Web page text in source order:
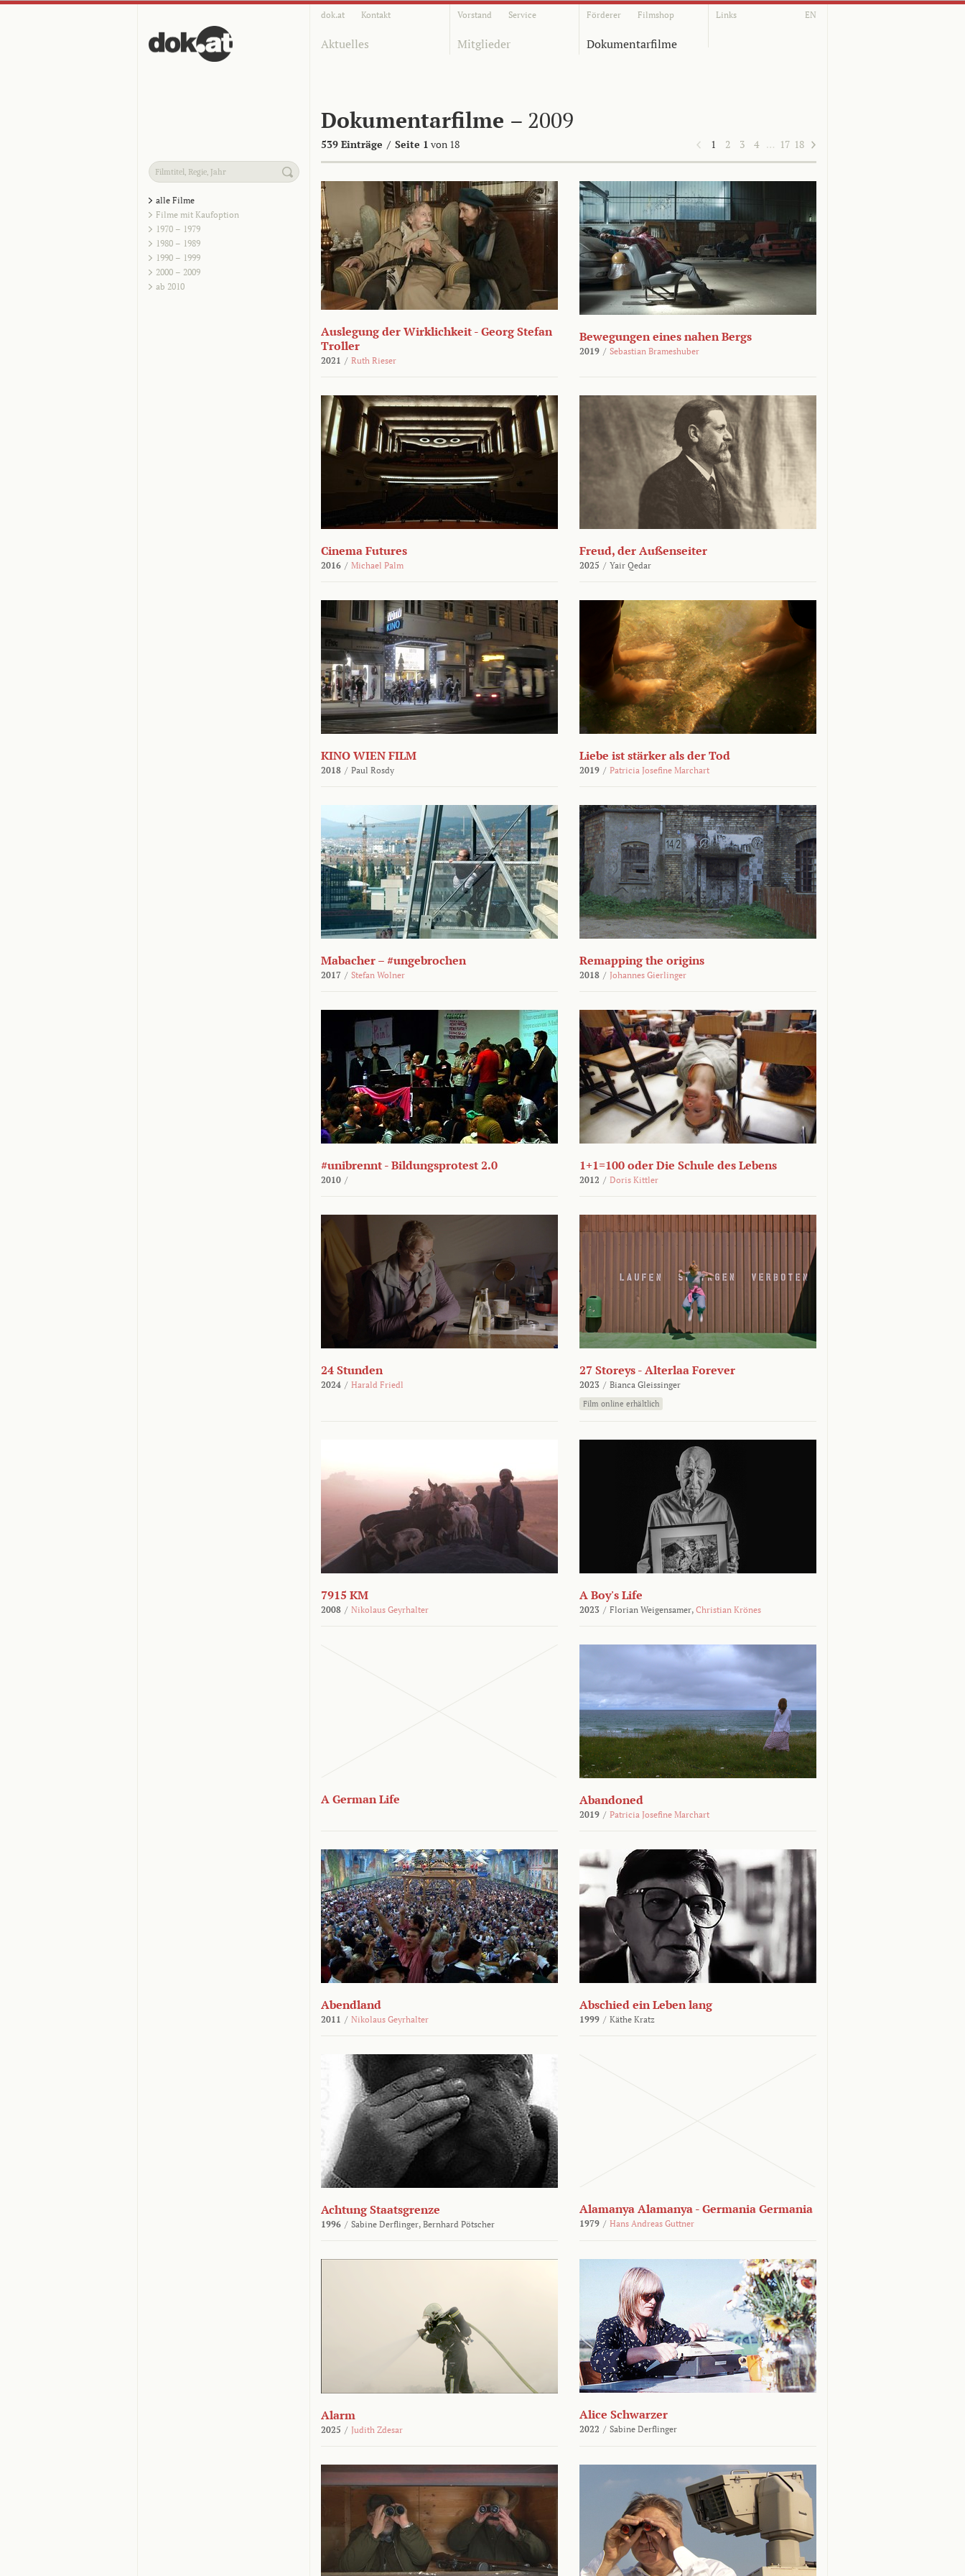
dok.at Kontakt Vorstand Service Förderer Filmshop Links EN
Aktuelles Mitglieder Dokumentarfilme
Dokumentarfilme – 2009
539 Einträge / Seite 1 von 18 1 2 3 4 … 17 18
alle Filme
Filme mit Kaufoption
1970 – 1979
1980 – 1989
1990 – 1999
2000 – 2009
ab 2010
Auslegung der Wirklichkeit - Georg Stefan
Troller
2021 / Ruth Rieser
Bewegungen eines nahen Bergs
2019 / Sebastian Brameshuber
Cinema Futures
2016 / Michael Palm
Freud, der Außenseiter
2025 / Yair Qedar
KINO WIEN FILM
2018 / Paul Rosdy
Liebe ist stärker als der Tod
2019 / Patricia Josefine Marchart
Mabacher – #ungebrochen
2017 / Stefan Wolner
Remapping the origins
2018 / Johannes Gierlinger
#unibrennt - Bildungsprotest 2.0
2010 /
1+1=100 oder Die Schule des Lebens
2012 / Doris Kittler
24 Stunden
2024 / Harald Friedl
27 Storeys - Alterlaa Forever
2023 / Bianca Gleissinger
Film online erhältlich
7915 KM
2008 / Nikolaus Geyrhalter
A Boy's Life
2023 / Florian Weigensamer, Christian Krönes
A German Life Abandoned
2019 / Patricia Josefine Marchart
Abendland
2011 / Nikolaus Geyrhalter
Abschied ein Leben lang
1999 / Käthe Kratz
Achtung Staatsgrenze
1996 / Sabine Derflinger, Bernhard Pötscher
Alamanya Alamanya - Germania Germania
1979 / Hans Andreas Guttner
Alarm
2025 / Judith Zdesar
Alice Schwarzer
2022 / Sabine Derflinger